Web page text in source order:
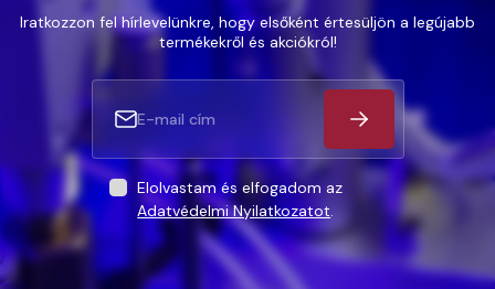
Iratkozzon fel hírlevelünkre, hogy elsőként értesüljön a legújabb
termékekről és akciókról!
Elolvastam és elfogadom az
Adatvédelmi Nyilatkozatot.